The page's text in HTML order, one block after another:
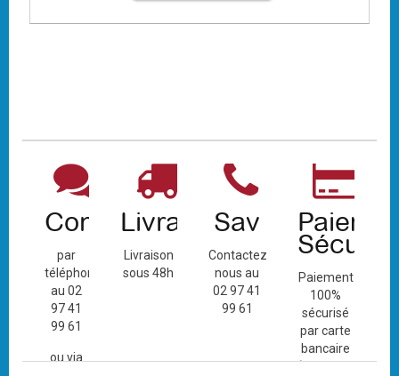
Contact
par
téléphone
au 02
97 41
99 61
ou via
Livraison
Livraison
sous 48h
Sav
Contactez-
nous au
02 97 41
99 61
Paiement
100%
sécurisé
par carte
bancaire
(Mastercard,